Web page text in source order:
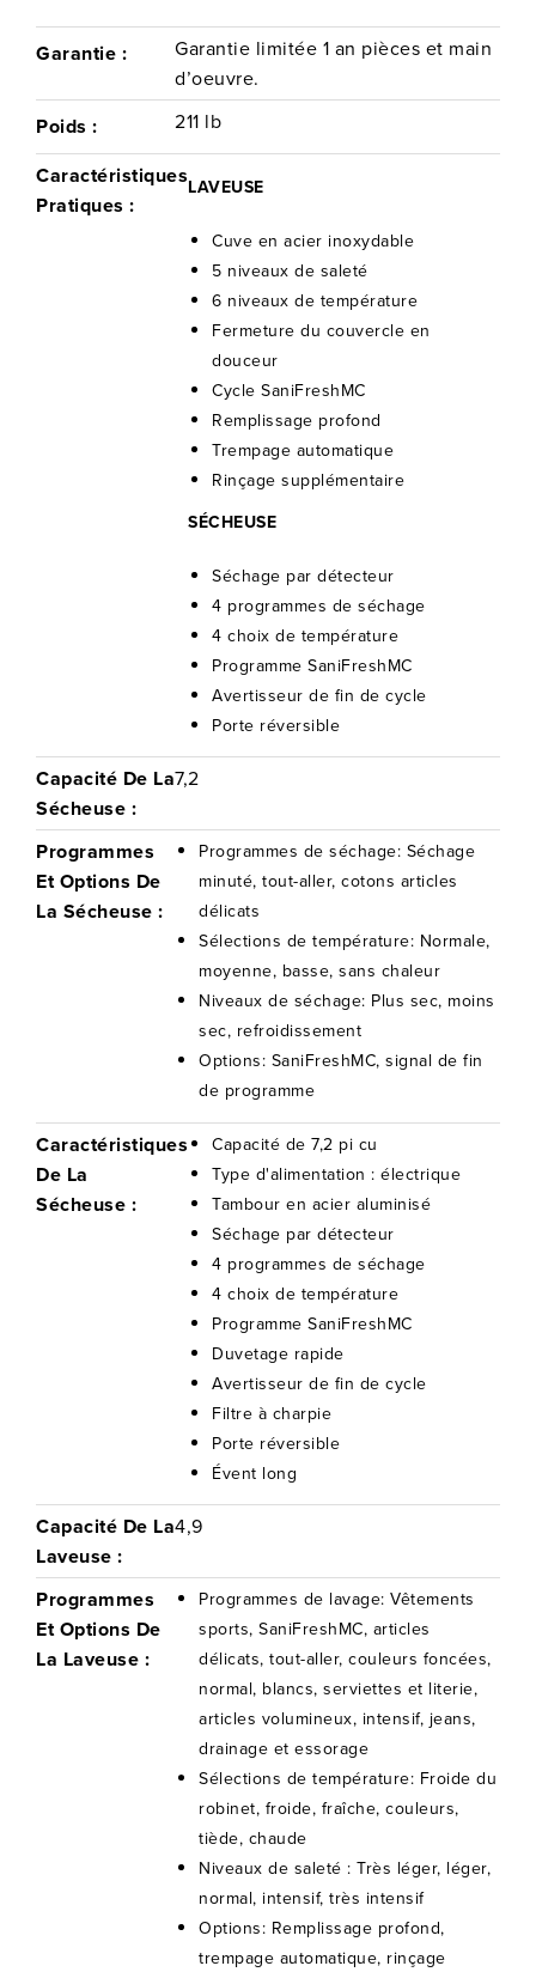
Garantie :
Garantie limitée 1 an pièces et main
d’oeuvre.
Poids :
211 lb
Caractéristiques
Pratiques :
LAVEUSE
Cuve en acier inoxydable
5 niveaux de saleté
6 niveaux de température
Fermeture du couvercle en
douceur
Cycle SaniFreshMC
Remplissage profond
Trempage automatique
Rinçage supplémentaire
SÉCHEUSE
Séchage par détecteur
4 programmes de séchage
4 choix de température
Programme SaniFreshMC
Avertisseur de fin de cycle
Porte réversible
Capacité De La
Sécheuse :
7,2
Programmes
Et Options De
La Sécheuse :
Programmes de séchage: Séchage
minuté, tout-aller, cotons articles
délicats
Sélections de température: Normale,
moyenne, basse, sans chaleur
Niveaux de séchage: Plus sec, moins
sec, refroidissement
Options: SaniFreshMC, signal de fin
de programme
Caractéristiques
De La
Sécheuse :
Capacité de 7,2 pi cu
Type d'alimentation : électrique
Tambour en acier aluminisé
Séchage par détecteur
4 programmes de séchage
4 choix de température
Programme SaniFreshMC
Duvetage rapide
Avertisseur de fin de cycle
Filtre à charpie
Porte réversible
Évent long
Capacité De La
Laveuse :
4,9
Programmes
Et Options De
La Laveuse :
Programmes de lavage: Vêtements
sports, SaniFreshMC, articles
délicats, tout-aller, couleurs foncées,
normal, blancs, serviettes et literie,
articles volumineux, intensif, jeans,
drainage et essorage
Sélections de température: Froide du
robinet, froide, fraîche, couleurs,
tiède, chaude
Niveaux de saleté : Très léger, léger,
normal, intensif, très intensif
Options: Remplissage profond,
trempage automatique, rinçage